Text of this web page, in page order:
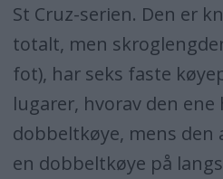
St Cruz-serien. Den er
totalt, men
fot), har seks faste
lugarer, hvorav den
dobbeltkøye, mens den
en dobbeltkøye på